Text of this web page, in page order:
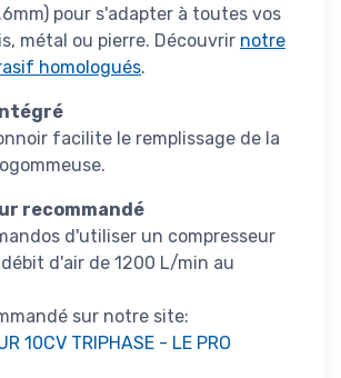
pour s'adapter à toutes vos
métal ou pierre. Découvrir notre
homologués.
facilite le remplissage de la
recommandé
d'utiliser un compresseur
d'air de 1200 L/min au
sur notre site:
10CV TRIPHASE - LE PRO